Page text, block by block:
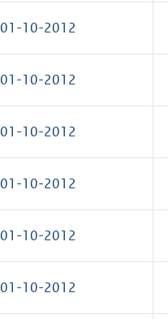
01-10-2012
01-10-2012
01-10-2012
01-10-2012
01-10-2012
01-10-2012